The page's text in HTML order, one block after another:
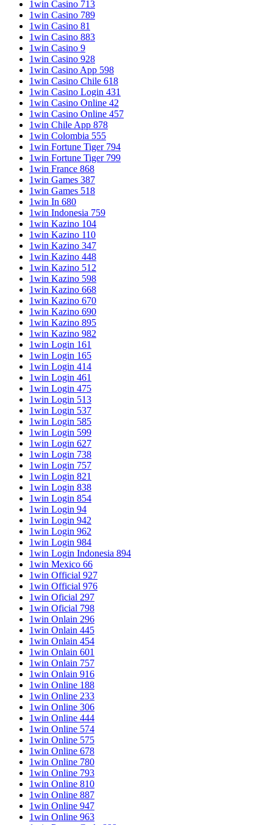
1win Casino 713
1win Casino 789
1win Casino 81
1win Casino 883
1win Casino 9
1win Casino 928
1win Casino App 598
1win Casino Chile 618
1win Casino Login 431
1win Casino Online 42
1win Casino Online 457
1win Chile App 878
1win Colombia 555
1win Fortune Tiger 794
1win Fortune Tiger 799
1win France 868
1win Games 387
1win Games 518
1win In 680
1win Indonesia 759
1win Kazino 104
1win Kazino 110
1win Kazino 347
1win Kazino 448
1win Kazino 512
1win Kazino 598
1win Kazino 668
1win Kazino 670
1win Kazino 690
1win Kazino 895
1win Kazino 982
1win Login 161
1win Login 165
1win Login 414
1win Login 461
1win Login 475
1win Login 513
1win Login 537
1win Login 585
1win Login 599
1win Login 627
1win Login 738
1win Login 757
1win Login 821
1win Login 838
1win Login 854
1win Login 94
1win Login 942
1win Login 962
1win Login 984
1win Login Indonesia 894
1win Mexico 66
1win Official 927
1win Official 976
1win Oficial 297
1win Oficial 798
1win Onlain 296
1win Onlain 445
1win Onlain 454
1win Onlain 601
1win Onlain 757
1win Onlain 916
1win Online 188
1win Online 233
1win Online 306
1win Online 444
1win Online 574
1win Online 575
1win Online 678
1win Online 780
1win Online 793
1win Online 810
1win Online 887
1win Online 947
1win Online 963